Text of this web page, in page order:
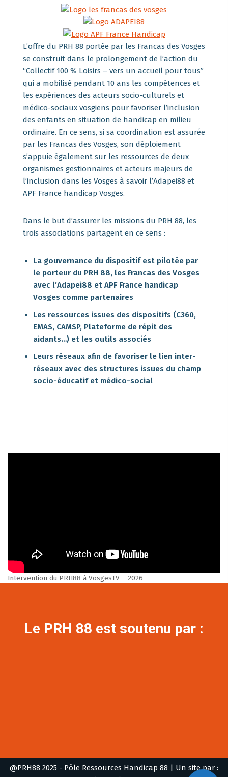
L’offre du PRH 88 portée par les Francas des Vosges
se construit dans le prolongement de l’action du
“Collectif 100 % Loisirs – vers un accueil pour tous”
qui a mobilisé pendant 10 ans les compétences et
les expériences des acteurs socio-culturels et
médico-sociaux vosgiens pour favoriser l’inclusion
des enfants en situation de handicap en milieu
ordinaire. En ce sens, si sa coordination est assurée
par les Francas des Vosges, son déploiement
s’appuie également sur les ressources de deux
organismes gestionnaires et acteurs majeurs de
l’inclusion dans les Vosges à savoir l’Adapei88 et
APF France handicap Vosges.
Dans le but d’assurer les missions du PRH 88, les
trois associations partagent en ce sens :
La gouvernance du dispositif est pilotée par
le porteur du PRH 88, les Francas des Vosges
avec l’Adapei88 et APF France handicap
Vosges comme partenaires
Les ressources issues des dispositifs (C360,
EMAS, CAMSP, Plateforme de répit des
aidants…) et les outils associés
Leurs réseaux afin de favoriser le lien inter-
réseaux avec des structures issues du champ
socio-éducatif et médico-social
Intervention du PRH88 à VosgesTV – 2026
Le PRH 88 est soutenu par :
@PRH88 2025 - Pôle Ressources Handicap 88 | Un site par :